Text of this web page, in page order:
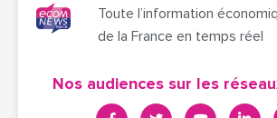
Toute l’information
de la France en temps réel
Nos audiences sur les